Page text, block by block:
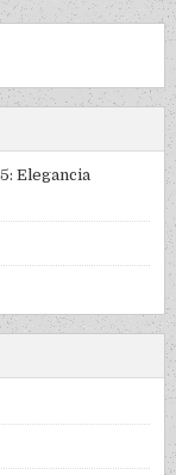
Elegancia